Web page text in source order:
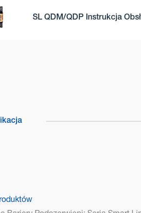
SL QDM/QDP Instrukcja